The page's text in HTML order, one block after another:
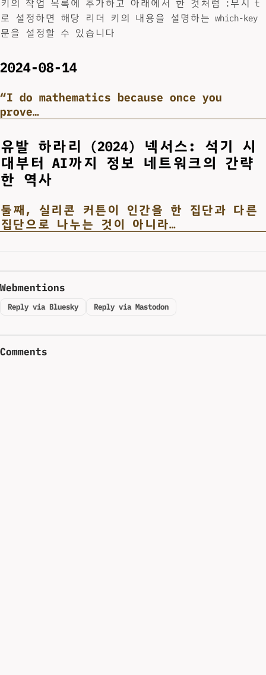
키의 작업 목록에 추가하고 아래에서 한 것처럼 :무시 t
로 설정하면 해당 리더 키의 내용을 설명하는 which-key
문을 설정할 수 있습니다
2024-08-14
“I do mathematics because once you
prove…
유발 하라리 (2024) 넥서스: 석기 시
대부터 AI까지 정보 네트워크의 간략
한 역사
둘째, 실리콘 커튼이 인간을 한 집단과 다른
집단으로 나누는 것이 아니라…
Webmentions
Reply via Bluesky Reply via Mastodon
Comments